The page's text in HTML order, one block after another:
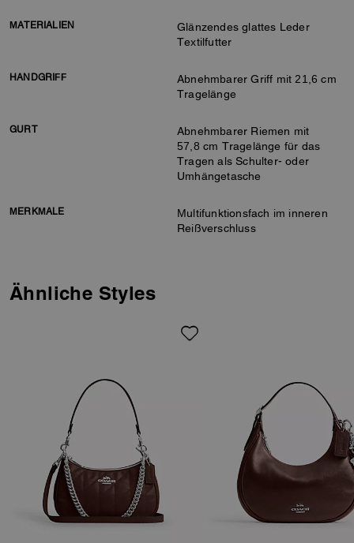
MATERIALIEN
Glänzendes glattes Leder
Textilfutter
HANDGRIFF
Abnehmbarer Griff mit 21,6 cm
Tragelänge
GURT
Abnehmbarer Riemen mit
57,8 cm Tragelänge für das
Tragen als Schulter- oder
Umhängetasche
MERKMALE
Multifunktionsfach im inneren
Reißverschluss
Ähnliche Styles